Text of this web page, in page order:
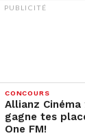
PUBLICITÉ
CONCOURS
Allianz Cinéma
gagne tes
One FM!